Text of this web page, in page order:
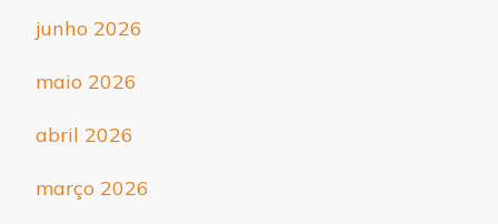
junho 2026
maio 2026
abril 2026
março 2026